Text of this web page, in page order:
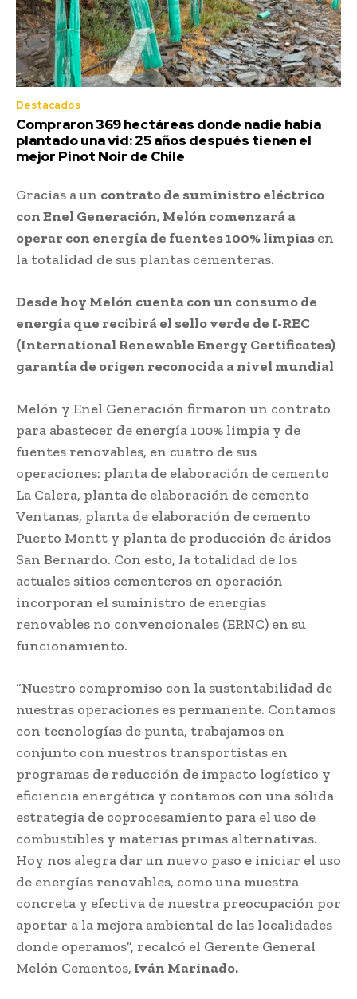
Destacados
Compraron 369 hectáreas donde nadie había
plantado una vid: 25 años después tienen el
mejor Pinot Noir de Chile
Gracias a un contrato de suministro eléctrico
con Enel Generación, Melón comenzará a
operar con energía de fuentes 100% limpiasen
la totalidad de sus plantas cementeras.
Desde hoy Melón cuenta con un consumo de
energía que recibirá el sello verde de I-REC
(International Renewable Energy Certificates)
garantía de origen reconocida a nivel mundial
Melón y Enel Generación firmaron un contrato
para abastecer de energía 100% limpia y de
fuentes renovables, en cuatro de sus
operaciones: planta de elaboración de cemento
La Calera, planta de elaboración de cemento
Ventanas, planta de elaboración de cemento
Puerto Montt y planta de producción de áridos
San Bernardo. Con esto, la totalidad de los
actuales sitios cementeros en operación
incorporan el suministro de energías
renovables no convencionales (ERNC) en su
funcionamiento.
“Nuestro compromiso con la sustentabilidad de
nuestras operaciones es permanente. Contamos
con tecnologías de punta, trabajamos en
conjunto con nuestros transportistas en
programas de reducción de impacto logístico y
eficiencia energética y contamos con una sólida
estrategia de coprocesamiento para el uso de
combustibles y materias primas alternativas.
Hoy nos alegra dar un nuevo paso e iniciar el uso
de energías renovables, como una muestra
concreta y efectiva de nuestra preocupación por
aportar a la mejora ambiental de las localidades
donde operamos”, recalcó el Gerente General
Melón Cementos, Iván Marinado.